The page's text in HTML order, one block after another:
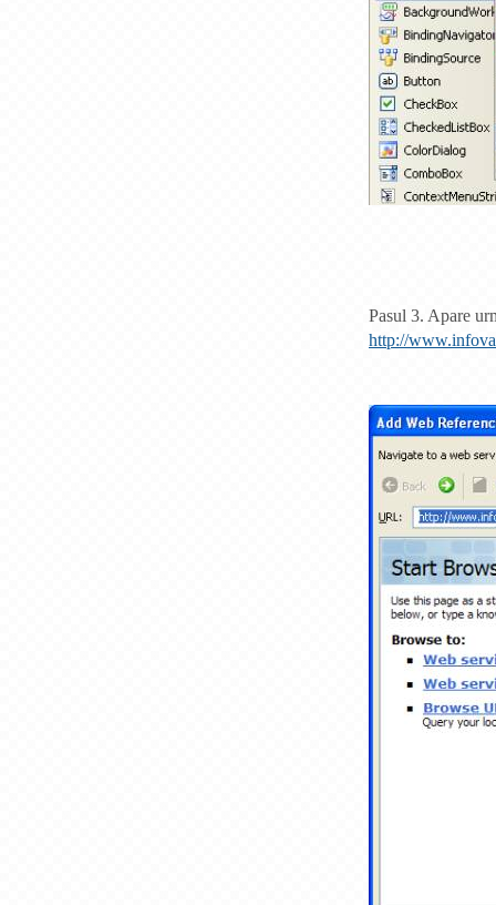
Pasul 3. Apare
http://